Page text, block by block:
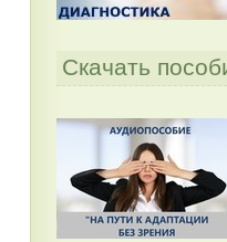
Скачать